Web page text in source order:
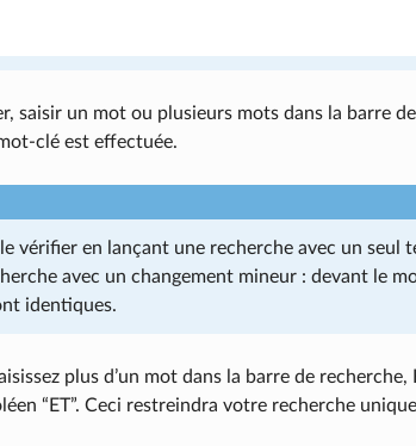
saisir un mot ou plusieurs mots dans la barre
clé est effectuée.
vérifier en lançant une recherche avec un
avec un changement mineur : devant le
identiques.
plus d’un mot dans la barre de
“ET”. Ceci restreindra votre recherche